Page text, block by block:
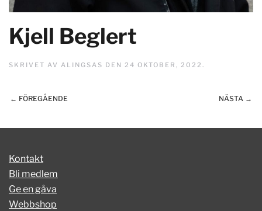
Kjell Beglert
SKRIVET AV ALINGSAS DEN 24 OKTOBER, 2022 .
← FÖREGÅENDE NÄSTA →
Kontakt
Bli medlem
Ge en gåva
Webbshop